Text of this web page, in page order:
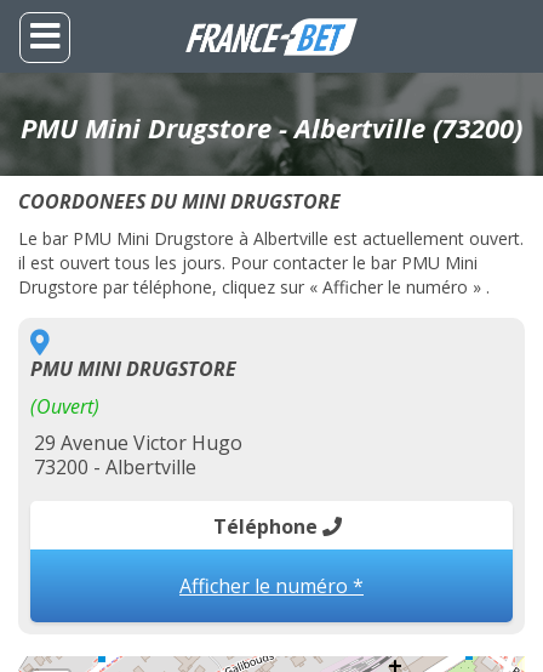
PMU Mini Drugstore - Albertville (73200)
COORDONEES DU MINI DRUGSTORE
Le bar PMU Mini Drugstore à Albertville est actuellement ouvert.
il est ouvert tous les jours. Pour contacter le bar PMU Mini
Drugstore par téléphone, cliquez sur « Afficher le numéro » .
PMU MINI DRUGSTORE
(Ouvert)
29 Avenue Victor Hugo
73200 - Albertville
Téléphone
Afficher le numéro *